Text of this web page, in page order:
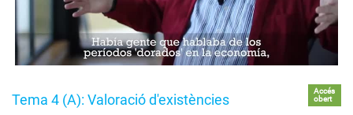
Tema 4 (A): Valoració d'existències
Accés
obert